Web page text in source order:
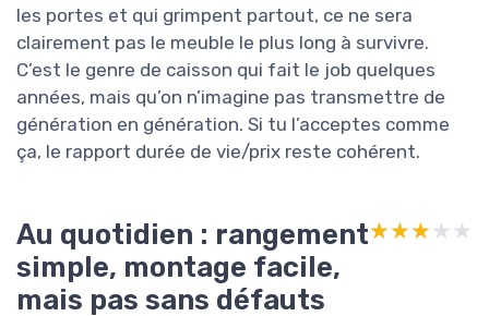
les portes et qui grimpent partout, ce ne sera
clairement pas le meuble le plus long à survivre.
C’est le genre de caisson qui fait le job quelques
années, mais qu’on n’imagine pas transmettre de
génération en génération. Si tu l’acceptes comme
ça, le rapport durée de vie/prix reste cohérent.
Au quotidien : rangement
simple, montage facile,
mais pas sans défauts
★★★★★
★★★★★